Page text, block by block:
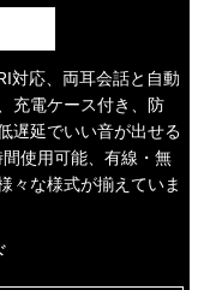
対応、両耳会話と自動
充電ケース付き、防
遅延でいい音が出せる
使用可能、有線・無
々な様式が揃えていま